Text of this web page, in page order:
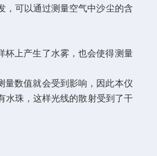
可以通过测量空气中沙尘的含
上产生了水雾，也会使得测量
数值就会受到影响，因此本仪
水珠，这样光线的散射受到了干